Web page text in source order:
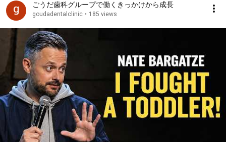
ごうだ歯科グループで働くきっかけから成長
goudadentalclinic • 185 views